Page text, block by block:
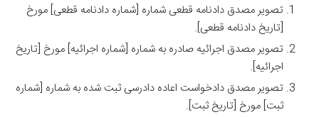
تصویر مصدق دادنامه قطعی شماره [شماره دادنامه قطعی] مورخ
[تاریخ دادنامه قطعی].
تصویر مصدق اجرائیه صادره به شماره [شماره اجرائیه] مورخ [تاریخ
اجرائیه].
تصویر مصدق دادخواست اعاده دادرسی ثبت شده به شماره [شماره
ثبت] مورخ [تاریخ ثبت].